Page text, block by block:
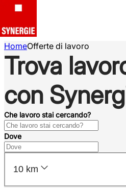
HomeOfferte di lavoro
Trova
con
Che lavoro stai cercando?
Dove
10 km